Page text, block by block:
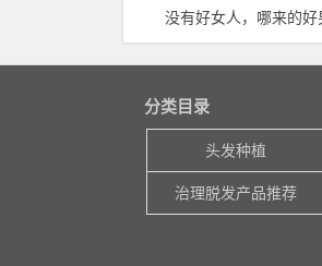
没有好女人，哪来的
分类目录
头发种植
治理脱发产品推荐